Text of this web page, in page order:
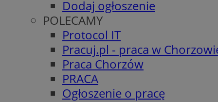
Dodaj ogłoszenie
POLECAMY
Protocol IT
Pracuj.pl - praca w
Praca Chorzów
PRACA
Ogłoszenie o pracę